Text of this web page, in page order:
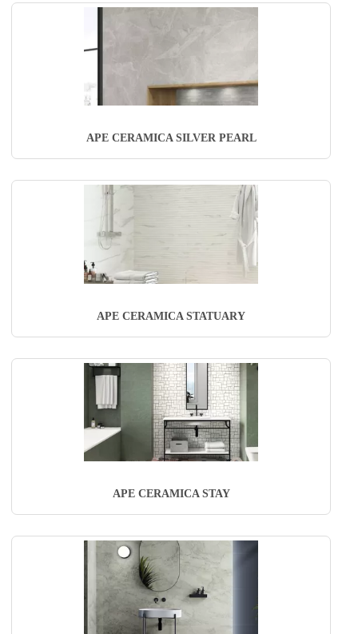
APE CERAMICA SILVER PEARL
APE CERAMICA STATUARY
APE CERAMICA STAY